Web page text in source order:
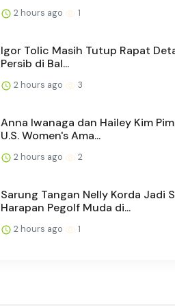
2 hours ago 1
Igor Tolic Masih Tutup Rapat
Persib di Bal...
2 hours ago 3
Anna Iwanaga dan Hailey Kim
U.S. Women's Ama...
2 hours ago 2
Sarung Tangan Nelly Korda Jadi
Harapan Pegolf Muda di...
2 hours ago 1